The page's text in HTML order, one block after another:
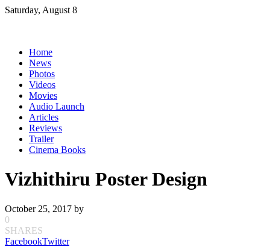
Skip
Saturday, August 8
Home
News
Photos
Videos
Movies
Audio Launch
Articles
Reviews
Trailer
Cinema Books
Vizhithiru Poster Design
October 25, 2017 by
0
SHARES
FacebookTwitter